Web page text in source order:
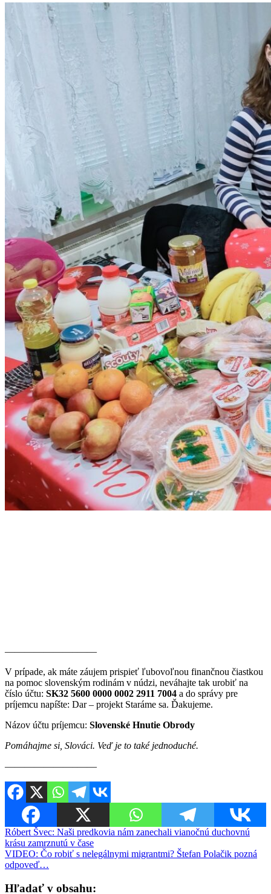
———————–——
V prípade, ak máte záujem prispieť ľubovoľnou finančnou čiastkou
na pomoc slovenským rodinám v núdzi, neváhajte tak urobiť na
číslo účtu: SK32 5600 0000 0002 2911 7004 a do správy pre
príjemcu napíšte: Dar – projekt Staráme sa. Ďakujeme.
Názov účtu príjemcu: Slovenské Hnutie Obrody
Pomáhajme si, Slováci. Veď je to také jednoduché.
———————–——
Navigácia
v
článku
Róbert Švec: Naši predkovia nám zanechali vianočnú duchovnú
krásu zamrznutú v čase
VIDEO: Čo robiť s nelegálnymi migrantmi? Štefan Polačik pozná
odpoveď…
Hľadať v obsahu: